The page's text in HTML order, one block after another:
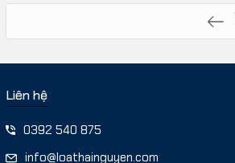
Liên hệ
0392 540 875
info@loathainguyen.com